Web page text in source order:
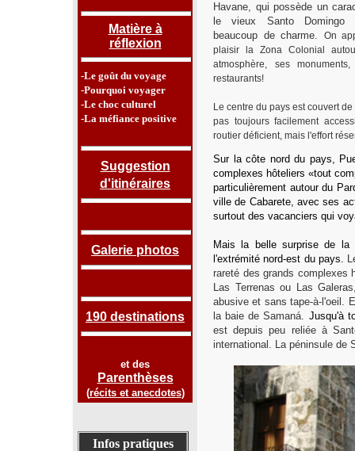
Matière à
réflexion
-Le goût du voyage
-Pourquoi voyager
-Le choc culturel
-La méfiance positive
Suggestion
d'itinéraires
Galerie photos
190 destinations
et des
Parenthèses
(récits et anecdotes)
Infos pratiques
Havane, qui possède un
le vieux Santo Domingo
beaucoup de charme. On
plaisir la Zona Colonial
atmosphère, ses
restaurants!
Le centre du pays est couvert
pas toujours facilement
routier déficient, mais l'effort
Sur la côte nord du pays,
complexes hôteliers «tout
particulièrement autour du
ville de Cabarete,avec ses
surtout des vacanciers qui
Mais la belle surprise de la
l'extrémité nord-est du pays.
rareté des grands complexes
Las Terrenas ou Las
abusive et sans tape-à-l'oeil.
la baie de Samaná. Jusqu'à
est depuis peu reliée à
international. La péninsule de